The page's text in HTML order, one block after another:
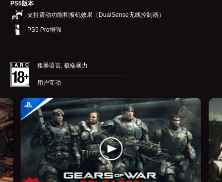
PS5版本
支持震动功能和扳机效果（DualSense无线控制器）
PS5 Pro增强
粗暴语言, 极端暴力
用户互动